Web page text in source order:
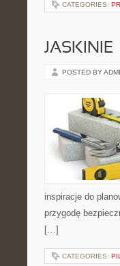
CATEGORIES:
JASKINIE
POSTED BY
inspiracje do
przygodę
[…]
CATEGORIES: